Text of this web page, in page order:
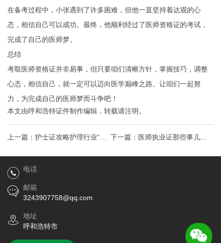
在备考过程中，小张遇到了许多困难，但他一直坚持着达观的心
态，相信自己可以成功。最终，他顺利经过了医师资格证的考试，
完成了自己的医师梦。
总结
考取医师资格证并非易事，但只要咱们清晰方针，掌握技巧，调整
心态，相信自己，就一定可以迈向医学巅峰之路。让咱们一起努
力，为完成自己的医师梦而斗争吧！
本文由呼和浩特证件制作编辑，转载请注明。
上一篇： 护士证攻略护理行业“通
行证”，解锁职业生涯新篇章！
下一篇： 医师执业证那些事儿考
取之路及行业热点
电话
邮箱
3243907758@qq.com
地址
呼和浩特市